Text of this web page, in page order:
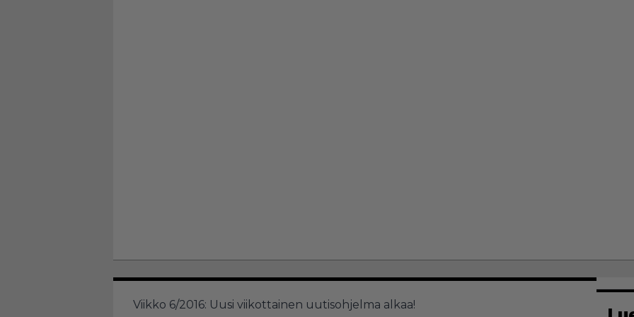
Viikko 6/2016: Uusi viikottainen uutisohjelma alkaa!